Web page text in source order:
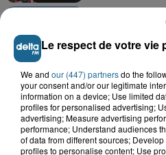
9h26
Des super-
Grand-Fort-
8h29
Un chien
dans une
Le respect de votre vie
We and our (447) partnersdo the
your consent and/or our legitimate
information on a device; Use limited
profiles for personalised advertising;
advertising; Measure advertising
performance; Understand audiences
of data from different sources;
profiles to personalise content; Use